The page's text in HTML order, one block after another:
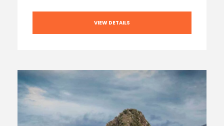
VIEW DETAILS